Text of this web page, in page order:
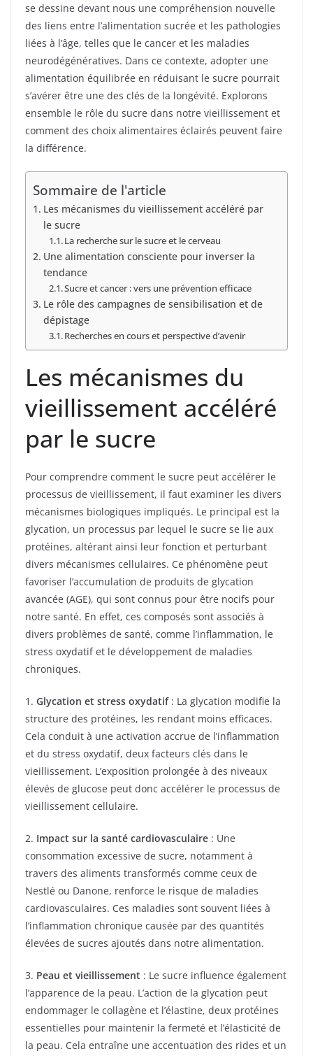
se dessine devant nous une compréhension nouvelle
des liens entre l’alimentation sucrée et les pathologies
liées à l’âge, telles que le cancer et les maladies
neurodégénératives. Dans ce contexte, adopter une
alimentation équilibrée en réduisant le sucre pourrait
s’avérer être une des clés de la longévité. Explorons
ensemble le rôle du sucre dans notre vieillissement et
comment des choix alimentaires éclairés peuvent faire
la différence.
Sommaire de l'article
Les mécanismes du vieillissement accéléré par
le sucre
La recherche sur le sucre et le cerveau
Une alimentation consciente pour inverser la
tendance
Sucre et cancer : vers une prévention efficace
Le rôle des campagnes de sensibilisation et de
dépistage
Recherches en cours et perspective d’avenir
Les mécanismes du
vieillissement accéléré
par le sucre
Pour comprendre comment le sucre peut accélérer le
processus de vieillissement, il faut examiner les divers
mécanismes biologiques impliqués. Le principal est la
glycation, un processus par lequel le sucre se lie aux
protéines, altérant ainsi leur fonction et perturbant
divers mécanismes cellulaires. Ce phénomène peut
favoriser l’accumulation de produits de glycation
avancée (AGE), qui sont connus pour être nocifs pour
notre santé. En effet, ces composés sont associés à
divers problèmes de santé, comme l’inflammation, le
stress oxydatif et le développement de maladies
chroniques.
1. Glycation et stress oxydatif: La glycation modifie la
structure des protéines, les rendant moins efficaces.
Cela conduit à une activation accrue de l’inflammation
et du stress oxydatif, deux facteurs clés dans le
vieillissement. L’exposition prolongée à des niveaux
élevés de glucose peut donc accélérer le processus de
vieillissement cellulaire.
2. Impact sur la santé cardiovasculaire : Une
consommation excessive de sucre, notamment à
travers des aliments transformés comme ceux de
Nestlé ou Danone, renforce le risque de maladies
cardiovasculaires. Ces maladies sont souvent liées à
l’inflammation chronique causée par des quantités
élevées de sucres ajoutés dans notre alimentation.
3. Peau et vieillissement : Le sucre influence également
l’apparence de la peau. L’action de la glycation peut
endommager le collagène et l’élastine, deux protéines
essentielles pour maintenir la fermeté et l’élasticité de
la peau. Cela entraîne une accentuation des rides et un